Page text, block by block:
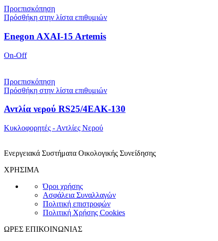
Προεπισκόπηση
Πρόσθήκη στην λίστα επιθυμιών
Enegon AXAI-15 Artemis
On-Off
Προεπισκόπηση
Πρόσθήκη στην λίστα επιθυμιών
Αντλία νερού RS25/4EAK-130
Κυκλοφορητές - Αντλίες Νερού
Ενεργειακά Συστήματα Οικολογικής Συνείδησης
ΧΡΗΣΙΜΑ
Όροι χρήσης
Ασφάλεια Συναλλαγών
Πολιτική επιστροφών
Πολιτική Χρήσης Cookies
ΩΡΕΣ ΕΠΙΚΟΙΝΩΝΙΑΣ